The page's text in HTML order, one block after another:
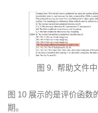
图 9. 帮助文件
图 10 展示的是评价函数
期。